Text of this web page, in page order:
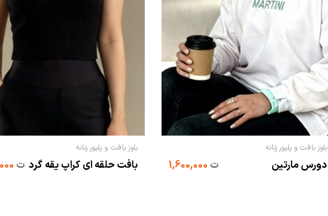
بلوز بافت و پلیور زنانه
دورس مارتین ت
بلوز بافت و پلیور زنانه
بافت حلقه ای کراپ یقه گرد ت